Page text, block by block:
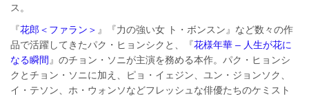
ス。
『花郎＜ファラン＞ 』『力の強い女 ト・ボンスン』など数々の作
品で活躍してきたパク・ヒョンシクと、『花様年華 – 人生が花に
なる瞬間 』のチョン・ソニが主演を務める本作。パク・ヒョンシ
クとチョン・ソニに加え、ピョ・イェジン、ユン・ジョンソク、
イ・テソン、ホ・ウォンソなどフレッシュな俳優たちのケミスト